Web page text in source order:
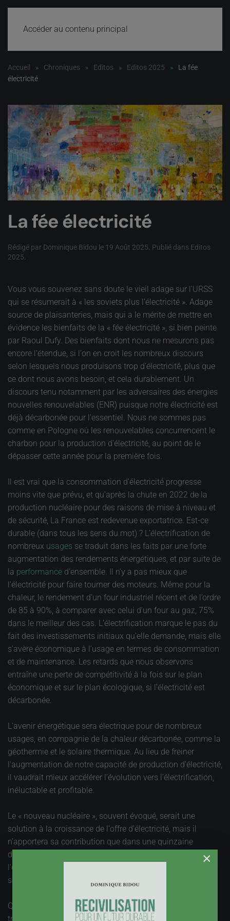
Accéder au contenu principal
Accueil Chroniques Editos Editos 2025
La fée
électricité
La fée électricité
Rédigé par Dominique Bidou le 19 Août 2025 . Publié dans Editos
2025
Vous vous souvenez sans doute le vieil adage sur l'URSS
qui se résumerait à « les soviets plus l'électricité ». Adage
source de plaisanteries, mais qui a le mérite de mettre en
évidence les bienfaits de la « fée électricité », si bien peinte
par Raoul Dufy. Des bienfaits dont nous ne mesurons pas
encore l'étendue, si l'on en croit les nombreux discours
selon lesquels nous produisons trop d'électricité, plus que
ce dont nous avons besoin, et cela durablement. Un
discours tenu notamment par les adversaires des énergies
nouvelles renouvelables (ENR) puisque notre électricité est
déjà décarbonée pour l'essentiel. Nous ne sommes pas
comme en Pologne où les renouvelables concurrencent le
charbon pour la production d'électricité, au point de le
dépasser cette année pour la première fois.
Il est vrai que la consommation d'électricité progresse
moins vite que prévu, et qu'après la chute en 2022 de la
production nucléaire pour des raisons de mise à niveau et
de sécurité, La France est redevenue exportatrice. Est-ce
durable (dans tous les sens du mot) ? L’électrification de
nombreux usages se traduit dans les faits par une forte
augmentation des rendements énergétiques, et par suite de
la performance d'ensemble. Il n'y a pas mieux que
l'électricité pour faire tourner des moteurs. Même pour la
chaleur, le rendement d'un four industriel récent et de l’ordre
de 85 à 90%, à comparer avec celui d’un four au gaz, 75%
dans le meilleur des cas. L'électrification marque le pas du
fait des investissements initiaux qu'elle demande, mais elle
s'avère économique à l'usage en termes de consommation
et de maintenance. Les retards que nous observons
entraîne une perte de compétitivité à la fois sur le plan
économique et sur le plan écologique, si l'électricité est
décarbonée.
L'avenir énergétique sera électrique pour de nombreux
usages, en compagnie de la chaleur décarbonée, comme la
géothermie et le solaire thermique. Au lieu de freiner
l'augmentation de notre capacité de production d’électricité,
il vaudrait mieux accélérer l’évolution vers l’électrification,
inéluctable et profitable.
Le « nouveau nucléaire », souvent évoqué, serait une
solution à la croissance de l'offre d'électricité, mais il
n’apportera sa contribution que dans une quinzaine
d'années, et à un prix double de celui des ENR. Retarder
l'électrification de 15 ans pour en bénéficier serait un non-
sens technologique et économique.
Que faire pendant cette période cruciale, celle de la
transition vers l'électrique ? Il reste deuxleviers
×